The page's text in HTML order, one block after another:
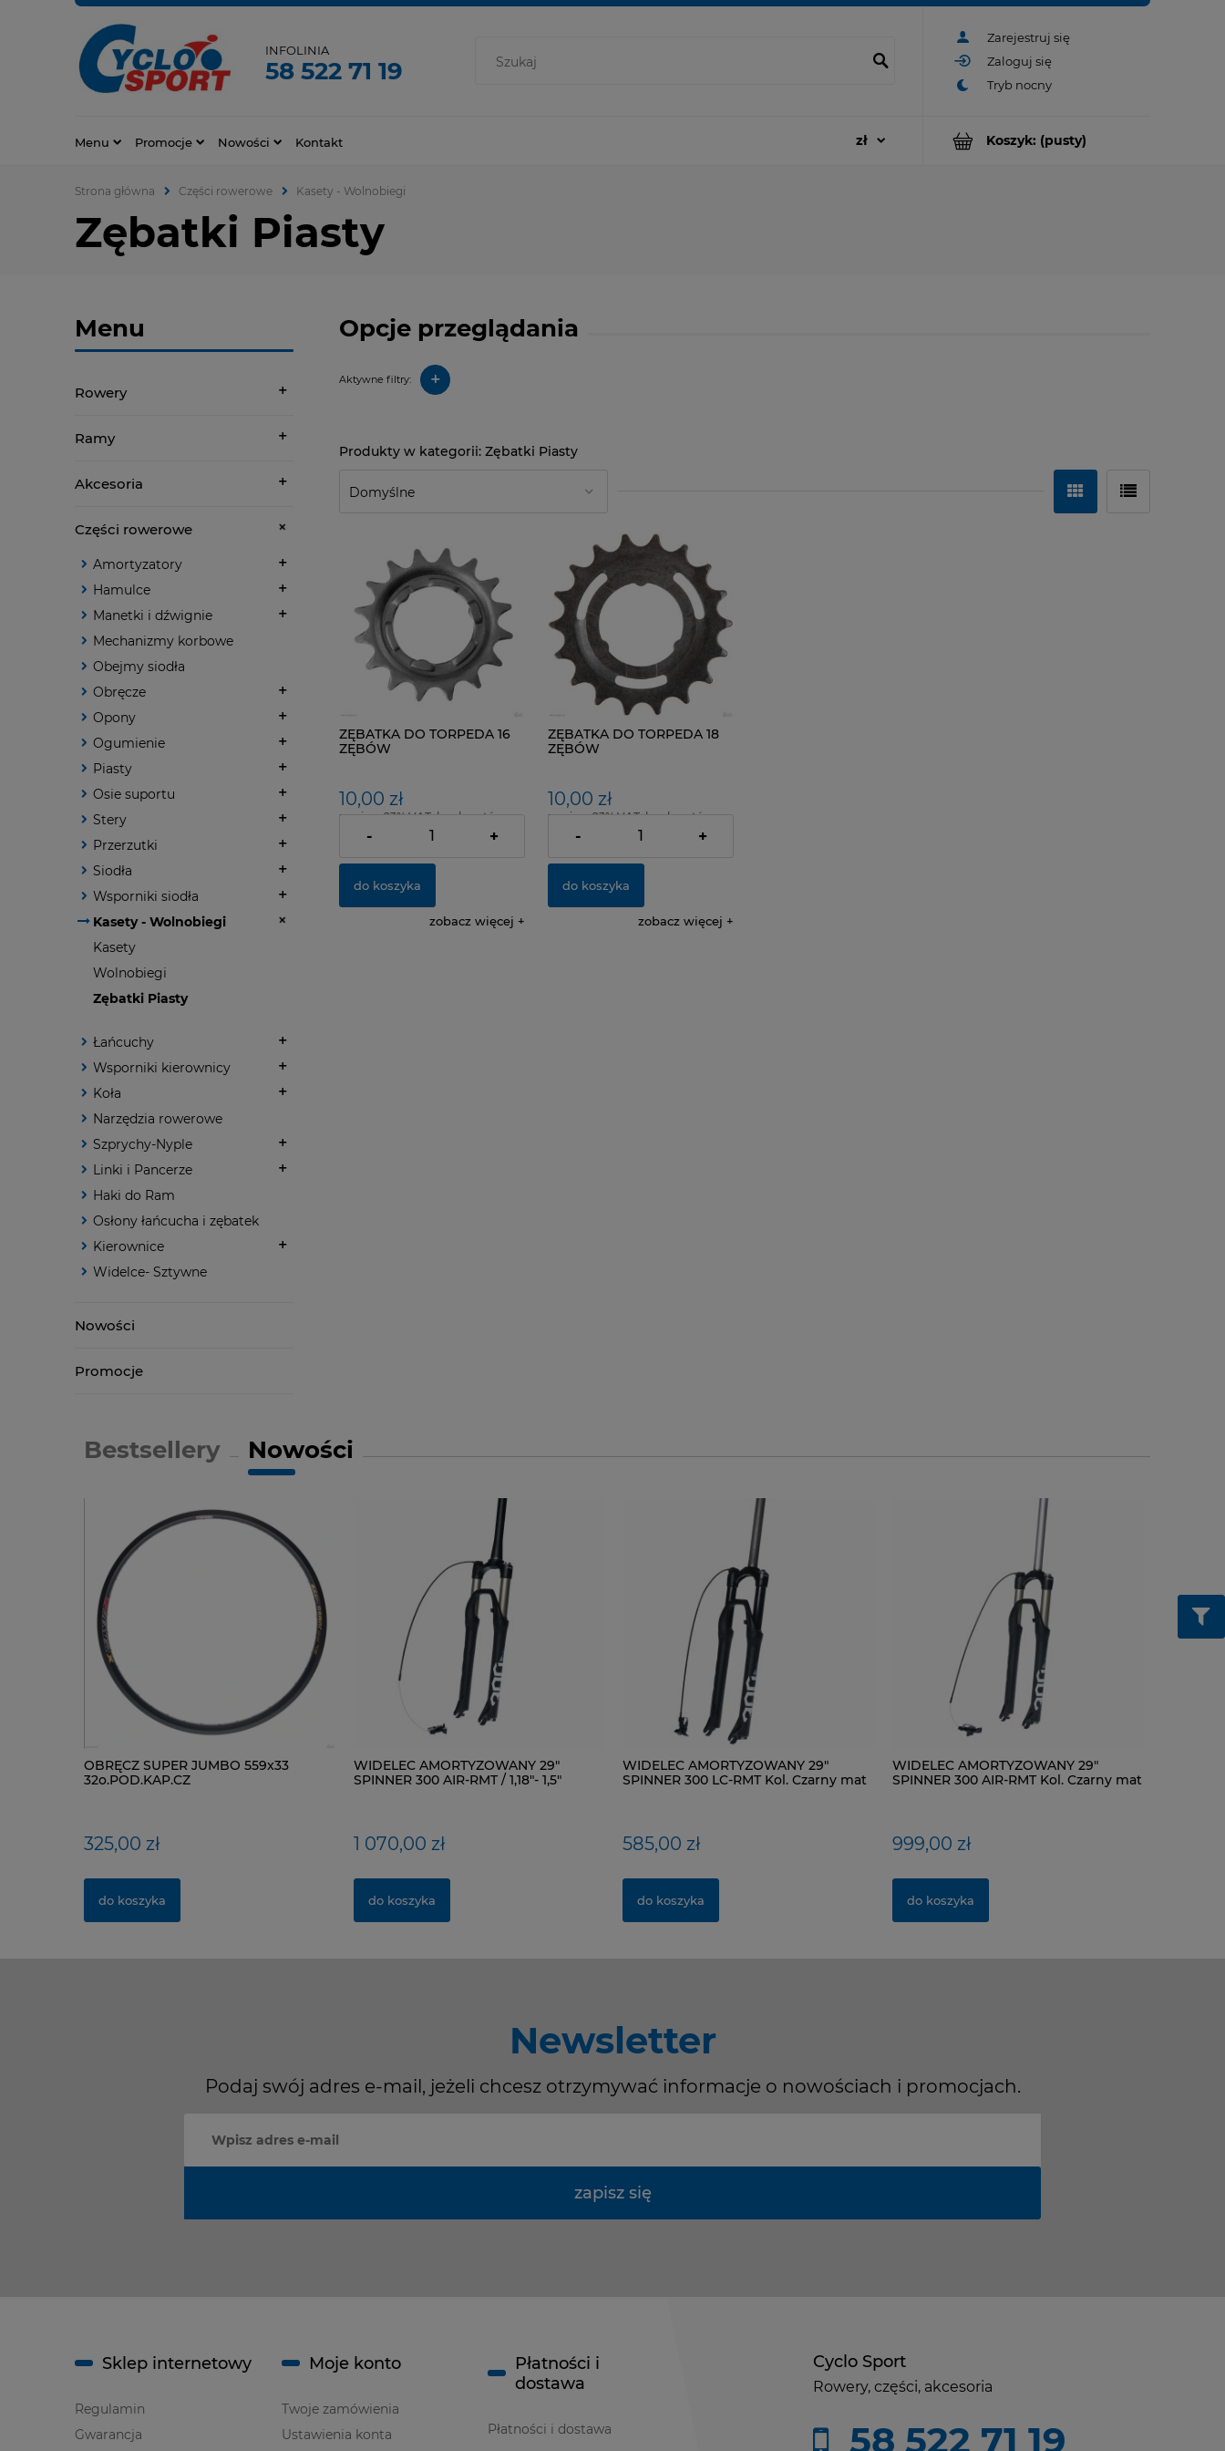
Zarejestruj się
Zaloguj się
INFOLINIA
58 522 71 19
Koszyk: (pusty)
Menu Promocje Nowości Kontakt
Strona główna Części rowerowe Kasety - Wolnobiegi
Zębatki Piasty
Menu
Rowery
Ramy
Akcesoria
Części rowerowe
Amortyzatory
Hamulce
Manetki i dźwignie
Mechanizmy korbowe
Obejmy siodła
Obręcze
Opony
Ogumienie
Piasty
Osie suportu
Stery
Przerzutki
Siodła
Wsporniki siodła
Kasety - Wolnobiegi
Kasety
Wolnobiegi
Zębatki Piasty
Łańcuchy
Wsporniki kierownicy
Koła
Narzędzia rowerowe
Szprychy-Nyple
Linki i Pancerze
Haki do Ram
Osłony łańcucha i zębatek
Kierownice
Widelce- Sztywne
Nowości
Promocje
Opcje przeglądania
Aktywne filtry: +
Zębatki Piasty
ZĘBATKA DO TORPEDA 16
ZĘBÓW
10,00 zł
zawiera 23% VAT, bez kosztów
dostawy
- +
do koszyka
zobacz więcej
ZĘBATKA DO TORPEDA 18
ZĘBÓW
10,00 zł
zawiera 23% VAT, bez kosztów
dostawy
- +
do koszyka
zobacz więcej
Nowości
Bestsellery
OBRĘCZ SUPER JUMBO 559x33
32o.POD.KAP.CZ
325,00 zł
do koszyka
WIDELEC AMORTYZOWANY 29"
SPINNER 300 AIR-RMT / 1,18"- 1,5"
1 070,00 zł
do koszyka
WIDELEC AMORTYZOWANY 29"
SPINNER 300 LC-RMT Kol. Czarny mat
585,00 zł
do koszyka
WIDELEC AMORTYZOWANY 29"
SPINNER 300 AIR-RMT Kol. Czarny mat
999,00 zł
do koszyka
ŁAŃCUCH KMC X9-93- 116 ogniw / 9-
rzędowy + spinka CL-566R
40,00 zł
do koszyka
Newsletter
Podaj swój adres e-mail, jeżeli chcesz otrzymywać informacje o nowościach i promocjach.
zapisz się
Cyclo Sport
Rowery, części, akcesoria
58 522 71 19
Sklep internetowy
Regulamin
Gwarancja
Moje konto
Twoje zamówienia
Ustawienia konta
Płatności i
dostawa
Płatności i dostawa